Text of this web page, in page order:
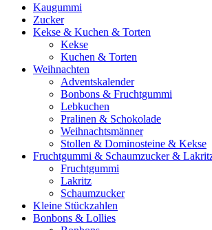
Kaugummi
Zucker
Kekse & Kuchen & Torten
Kekse
Kuchen & Torten
Weihnachten
Adventskalender
Bonbons & Fruchtgummi
Lebkuchen
Pralinen & Schokolade
Weihnachtsmänner
Stollen & Dominosteine & Kekse
Fruchtgummi & Schaumzucker &
Fruchtgummi
Lakritz
Schaumzucker
Kleine Stückzahlen
Bonbons & Lollies